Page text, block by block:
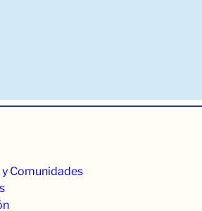
Comunidades